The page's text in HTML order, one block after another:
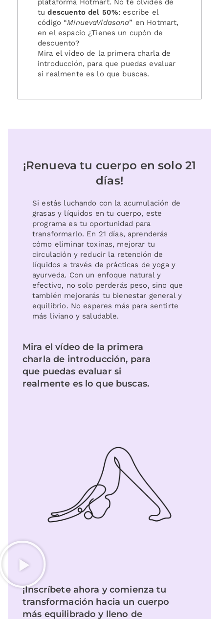
plataforma Hotmart. No te olvides de
tudescuento del 50%: escribe el
código “MinuevaVidasana” en Hotmart,
en el espacio ¿Tienes un cupón de
descuento?
Mira el vídeo de la primera charla de
introducción, para que puedas evaluar
si realmente es lo que buscas.
¡Renueva tu cuerpo en solo 21
días!
Si estás luchando con la acumulación de
grasas y líquidos en tu cuerpo, este
programa es tu oportunidad para
transformarlo. En 21 días, aprenderás
cómo eliminar toxinas, mejorar tu
circulación y reducir la retención de
líquidos a través de prácticas de yoga y
ayurveda. Con un enfoque natural y
efectivo, no solo perderás peso, sino que
también mejorarás tu bienestar general y
equilibrio. No esperes más para sentirte
más liviano y saludable.
Mira el vídeo de la primera
charla de introducción, para
que puedas evaluar si
realmente es lo que buscas.
¡Inscríbete ahora y comienza tu
transformación hacia un cuerpo
más equilibrado y lleno de